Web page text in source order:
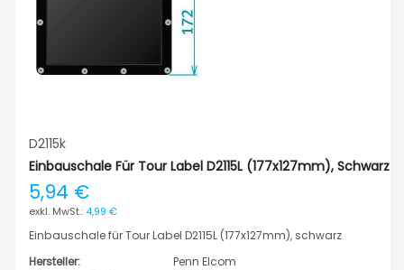
D2115k
Einbauschale Für Tour Label D2115L (177x127mm), Schwarz
5,94 €
4,99 €
Einbauschale für Tour Label D2115L (177x127mm), schwarz
Hersteller:
Penn Elcom